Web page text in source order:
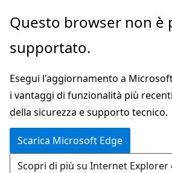
Ignora
passa
contenuto
principale
Questo browser non è
supportato.
Esegui l'aggiornamento a
i vantaggi di funzionalità più
della sicurezza e supporto tecnico.
Scarica Microsoft Edge
Scopri di più su Internet